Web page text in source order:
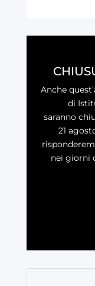
Anche
di
saranno
21
nei giorni